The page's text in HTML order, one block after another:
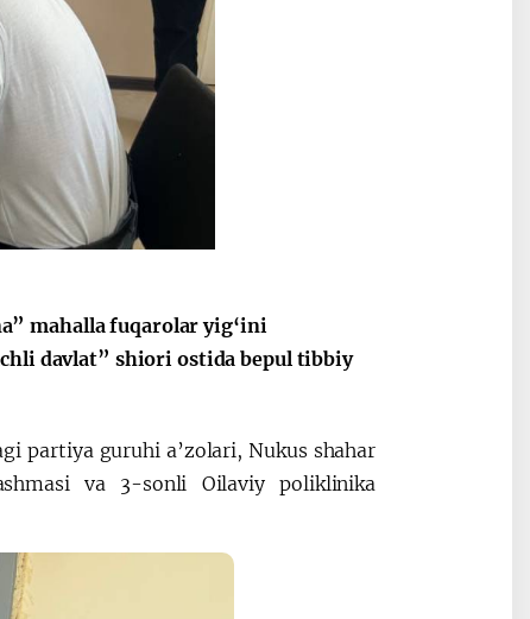
mahalla fuqarolar yig‘ini
davlat” shiori ostida bepul tibbiy
partiya guruhi a’zolari, Nukus shahar
va 3-sonli Oilaviy poliklinika